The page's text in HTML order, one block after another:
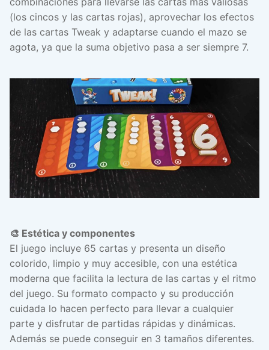
(los cincos y las cartas rojas), aprovechar los efectos
de las cartas Tweak y adaptarse cuando el mazo se
agota, ya que la suma objetivo pasa a ser siempre 7.
🎨 Estética y componentes
El juego incluye 65 cartas y presenta un diseño
colorido, limpio y muy accesible, con una estética
moderna que facilita la lectura de las cartas y el ritmo
del juego. Su formato compacto y su producción
cuidada lo hacen perfecto para llevar a cualquier
parte y disfrutar de partidas rápidas y dinámicas.
Además se puede conseguir en 3 tamaños diferentes.